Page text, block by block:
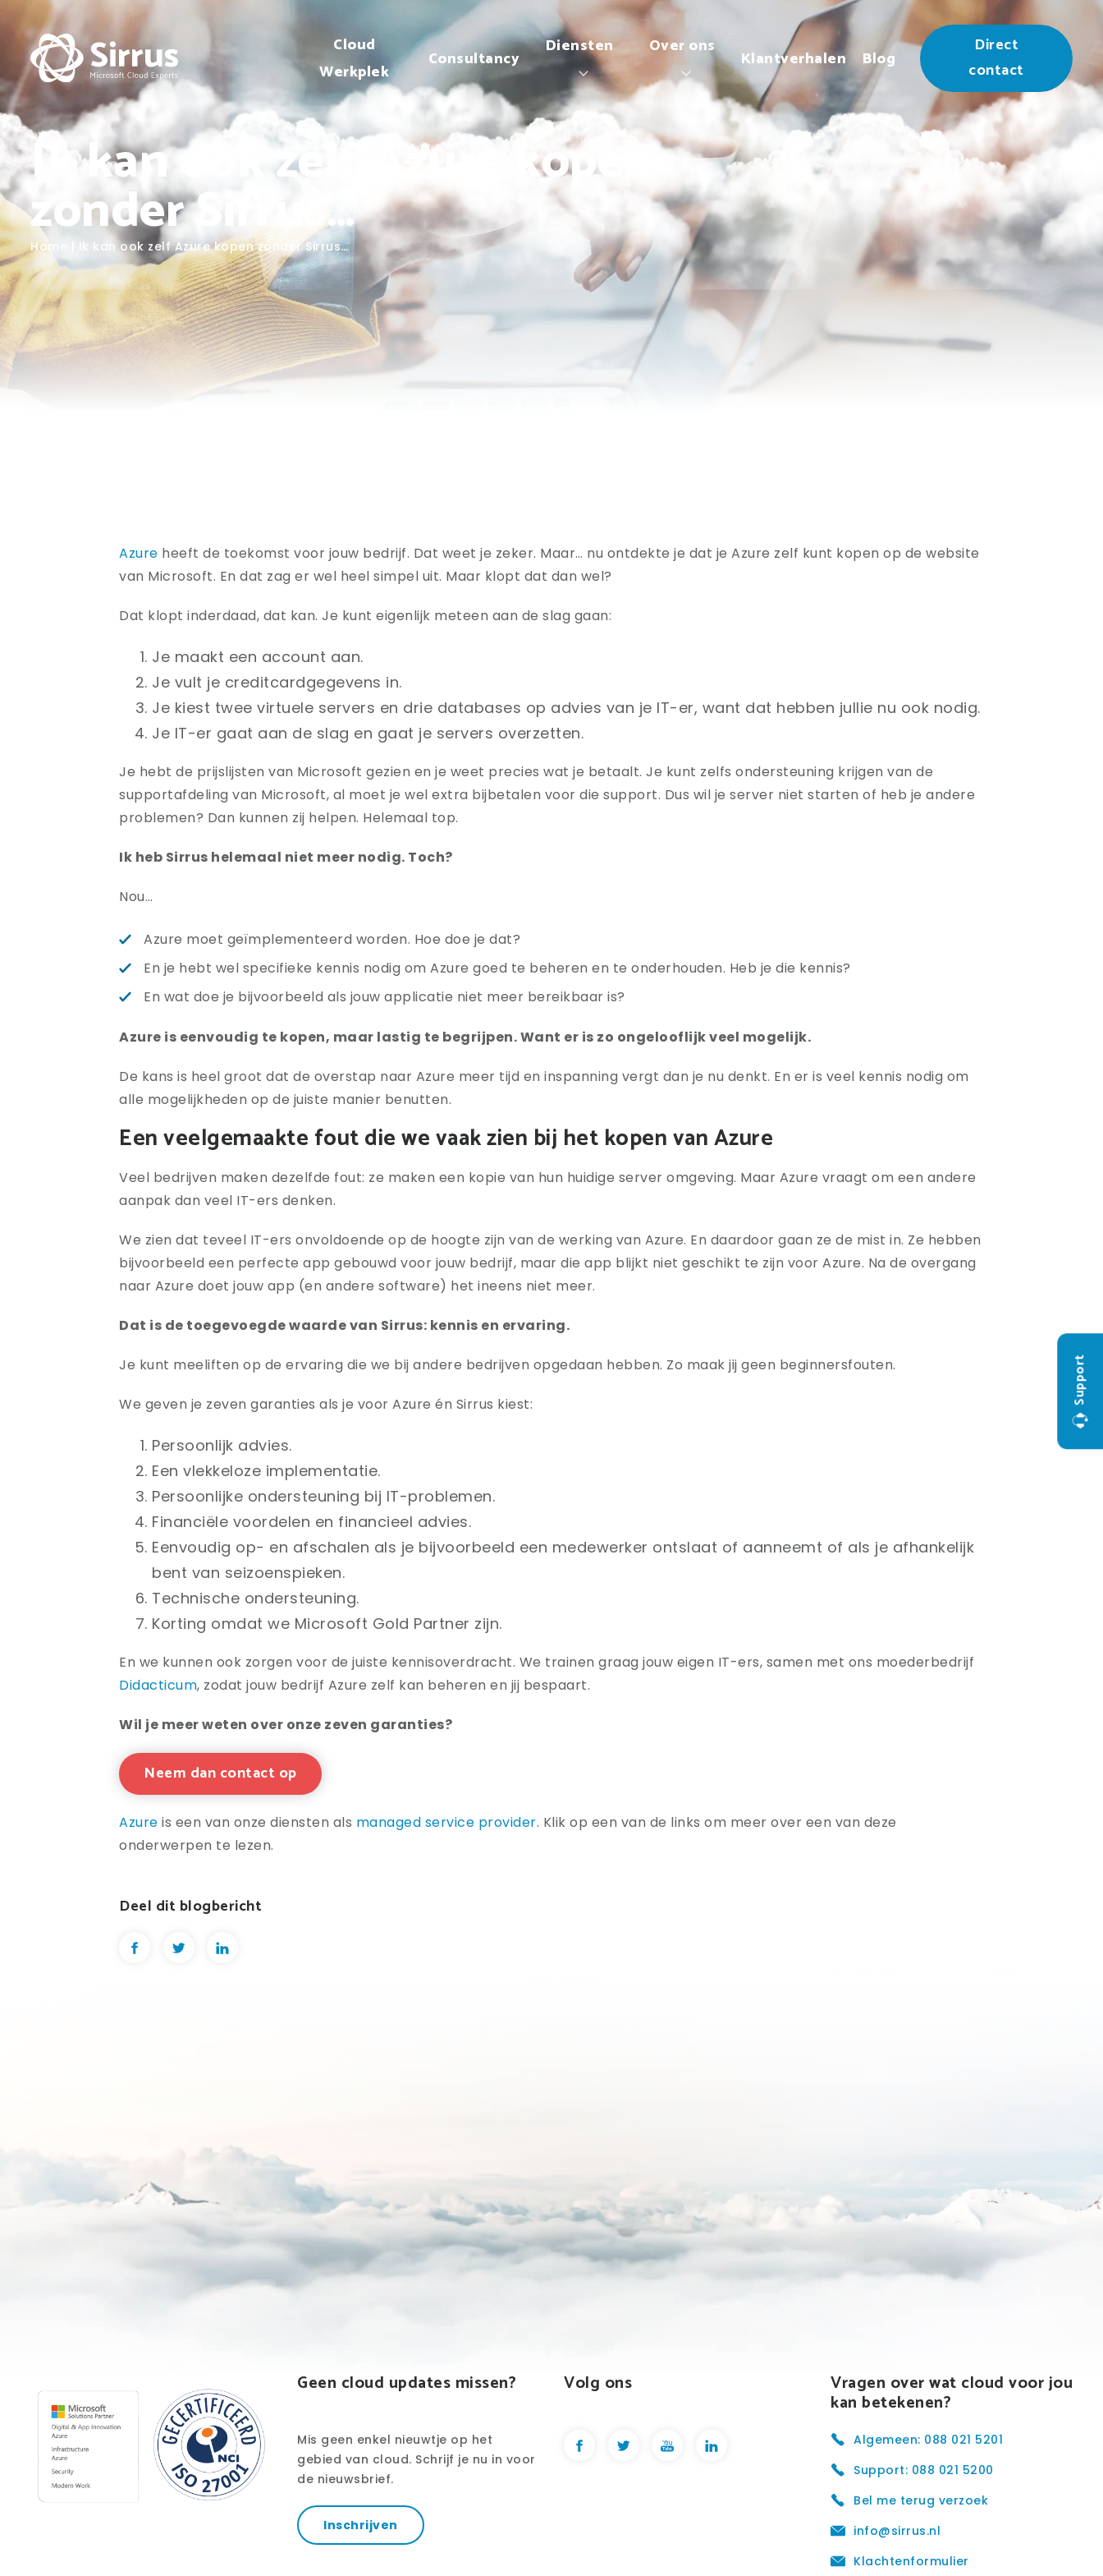
Cloud
Werkplek
Consultancy
Diensten Over ons
Klantverhalen Blog
Direct
contact
Support
Ik kan ook zelf Azure kopen
zonder Sirrus…
Home Ik kan ook zelf Azure kopen zonder Sirrus…
Azure heeft de toekomst voor jouw bedrijf. Dat weet je zeker. Maar… nu ontdekte je dat je Azure zelf kunt kopen op de website
van Microsoft. En dat zag er wel heel simpel uit. Maar klopt dat dan wel?
Dat klopt inderdaad, dat kan. Je kunt eigenlijk meteen aan de slag gaan:
Je maakt een account aan.
Je vult je creditcardgegevens in.
Je kiest twee virtuele servers en drie databases op advies van je IT-er, want dat hebben jullie nu ook nodig.
Je IT-er gaat aan de slag en gaat je servers overzetten.
Je hebt de prijslijsten van Microsoft gezien en je weet precies wat je betaalt. Je kunt zelfs ondersteuning krijgen van de
supportafdeling van Microsoft, al moet je wel extra bijbetalen voor die support. Dus wil je server niet starten of heb je andere
problemen? Dan kunnen zij helpen. Helemaal top.
Ik heb Sirrus helemaal niet meer nodig. Toch?
Nou…
Azure moet geïmplementeerd worden. Hoe doe je dat?
En je hebt wel specifieke kennis nodig om Azure goed te beheren en te onderhouden. Heb je die kennis?
En wat doe je bijvoorbeeld als jouw applicatie niet meer bereikbaar is?
Azure is eenvoudig te kopen, maar lastig te begrijpen. Want er is zo ongelooflijk veel mogelijk.
De kans is heel groot dat de overstap naar Azure meer tijd en inspanning vergt dan je nu denkt. En er is veel kennis nodig om
alle mogelijkheden op de juiste manier benutten.
Een veelgemaakte fout die we vaak zien bij het kopen van Azure
Veel bedrijven maken dezelfde fout: ze maken een kopie van hun huidige server omgeving. Maar Azure vraagt om een andere
aanpak dan veel IT-ers denken.
We zien dat teveel IT-ers onvoldoende op de hoogte zijn van de werking van Azure. En daardoor gaan ze de mist in. Ze hebben
bijvoorbeeld een perfecte app gebouwd voor jouw bedrijf, maar die app blijkt niet geschikt te zijn voor Azure. Na de overgang
naar Azure doet jouw app (en andere software) het ineens niet meer.
Dat is de toegevoegde waarde van Sirrus: kennis en ervaring.
Je kunt meeliften op de ervaring die we bij andere bedrijven opgedaan hebben. Zo maak jij geen beginnersfouten.
We geven je zeven garanties als je voor Azure én Sirrus kiest:
Persoonlijk advies.
Een vlekkeloze implementatie.
Persoonlijke ondersteuning bij IT-problemen.
Financiële voordelen en financieel advies.
Eenvoudig op- en afschalen als je bijvoorbeeld een medewerker ontslaat of aanneemt of als je afhankelijk
bent van seizoenspieken.
Technische ondersteuning.
Korting omdat we Microsoft Gold Partner zijn.
En we kunnen ook zorgen voor de juiste kennisoverdracht. We trainen graag jouw eigen IT-ers, samen met ons moederbedrijf
Didacticum, zodat jouw bedrijf Azure zelf kan beheren en jij bespaart.
Wil je meer weten over onze zeven garanties?
Neem dan contact op
Azure is een van onze diensten als managed service provider. Klik op een van de links om meer over een van deze
onderwerpen te lezen.
Deel dit blogbericht
Geen cloud updates missen?
Mis geen enkel nieuwtje op het
gebied van cloud. Schrijf je nu in voor
de nieuwsbrief.
Inschrijven
Volg ons Vragen over wat cloud voor jou
kan betekenen?
Algemeen: 088 021 5201
Support: 088 021 5200
Bel me terug verzoek
info@sirrus.nl
Klachtenformulier